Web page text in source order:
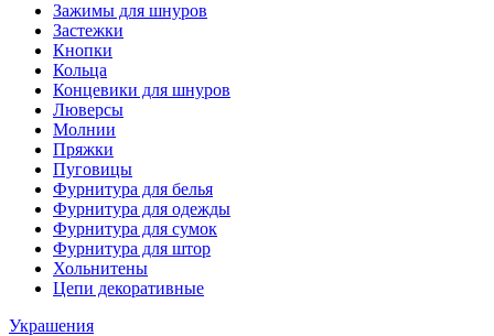
Зажимы для шнуров
Застежки
Кнопки
Кольца
Концевики для шнуров
Люверсы
Молнии
Пряжки
Пуговицы
Фурнитура для белья
Фурнитура для одежды
Фурнитура для сумок
Фурнитура для штор
Хольнитены
Цепи декоративные
Украшения